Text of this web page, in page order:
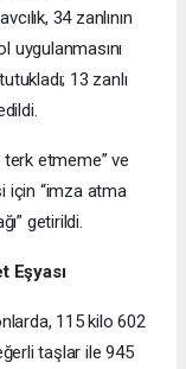
34 zanlının
uygulanmasını
13 zanlı
terk etmeme” ve
için “imza atma
getirildi.
Eşyası
115 kilo 602
taşlar ile 945